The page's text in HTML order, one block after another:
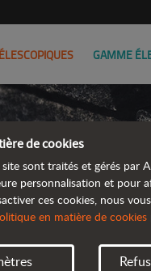
GAMME
de cookies
site sont traités et gérés par
personnalisation et pour
ces cookies, nous
en matière de cookies